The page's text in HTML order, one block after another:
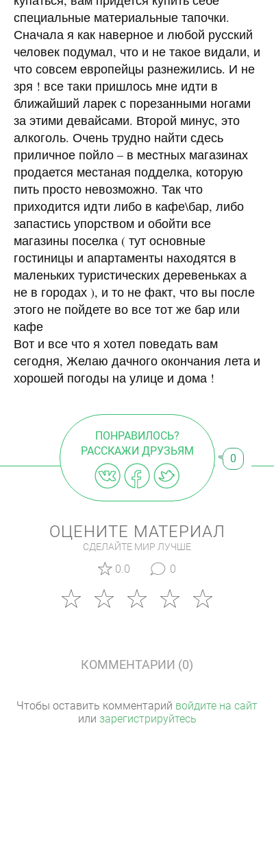
специальные материальные тапочки.
Сначала я как наверное и любой русский
человек подумал, что и не такое видали, и
что совсем европейцы разнежились. И не
зря ! все таки пришлось мне идти в
ближайший ларек с порезанными ногами
за этими девайсами. Второй минус, это
алкоголь. Очень трудно найти сдесь
приличное пойло – в местных магазинах
продается местаная подделка, которую
пить просто невозможно. Так что
приходится идти либо в кафе\бар, либо
запастись упорством и обойти все
магазины поселка ( тут основные
гостиницы и апартаменты находятся в
маленьких туристических деревеньках а
не в городах ), и то не факт, что вы после
этого не пойдете во все тот же бар или
кафе
Вот и все что я хотел поведать вам
сегодня, Желаю дачного окончания лета и
хорошей погоды на улице и дома !
ПОНРАВИЛОСЬ?
РАССКАЖИ ДРУЗЬЯМ
0
ОЦЕНИТЕ МАТЕРИАЛ
СДЕЛАЙТЕ МИР ЛУЧШЕ
0.0 0
КОММЕНТАРИИ (0)
Чтобы оставить комментарий войдите на сайт
или зарегистрируйтесь